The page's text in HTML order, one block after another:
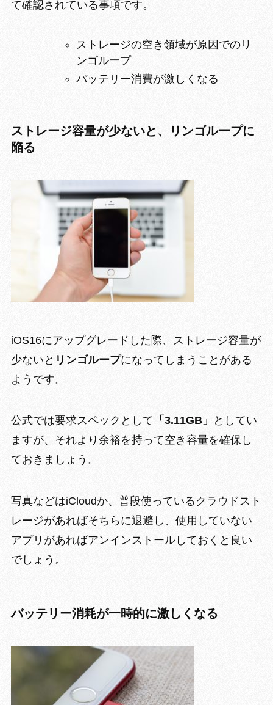
て確認されている事項です。
ストレージの空き領域が原因でのリ
ンゴループ
バッテリー消費が激しくなる
ストレージ容量が少ないと、リンゴループに
陥る
iOS16にアップグレードした際、
ストレージ容量が
少ないと リンゴループになってしまうことがある
ようです。
公式では要求スペックとして 「3.11GB」
としてい
ますが、それより余裕を持って空き容量を確保し
ておきましょう。
写真などはiCloudか、普段使っているクラウドスト
レージがあればそちらに退避し、使用していない
アプリがあればアンインストールしておくと良い
でしょう。
バッテリー消耗が一時的に激しくなる